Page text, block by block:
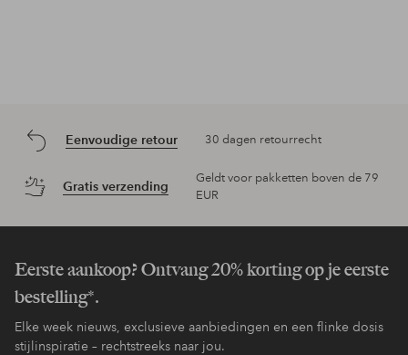
Eenvoudige retour 30 dagen retourrecht
Gratis verzending
Geldt voor pakketten boven de 79
EUR
Eerste aankoop? Ontvang 20% korting op je eerste
bestelling*.
Elke week nieuws, exclusieve aanbiedingen en een flinke dosis
stijlinspiratie – rechtstreeks naar jou.